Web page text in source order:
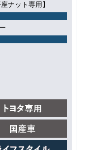
ナット専用】